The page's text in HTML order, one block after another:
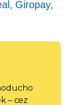
Giropay,
– cez